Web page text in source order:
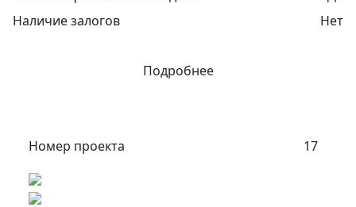
Наличие залогов
Нет
Подробнее
Номер проекта 17